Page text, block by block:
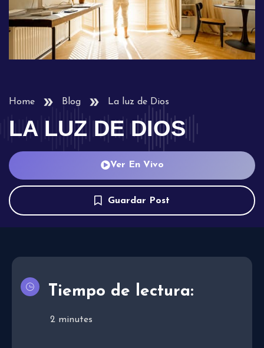
Home Blog La luz de Dios
LA LUZ DE DIOS
Ver En Vivo
Guardar Post
Tiempo de lectura:
2 minutes